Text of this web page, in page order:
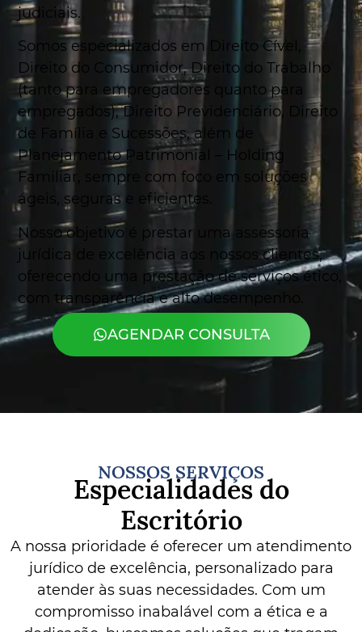
judiciais.
Somos especializados em Direito Cível,
Direito do Consumidor, Direito do Trabalho
(tanto para empregadores quanto para
empregados), Direito Previdenciário, Direito
de Família e Sucessões, além de
Planejamento Patrimonial – Holding
Familiar, sempre com foco em soluções
ágeis, seguras e eficientes.
Nosso objetivo é prestar uma assessoria
jurídica de excelência aos nossos clientes,
oferecendo uma prestação de serviços ético,
com transparência e alto desempenho.
AGENDAR CONSULTA
NOSSOS SERVIÇOS
Especialidades do
Escritório
A nossa prioridade é oferecer um atendimento
jurídico de excelência, personalizado para
atender às suas necessidades. Com um
compromisso inabalável com a ética e a